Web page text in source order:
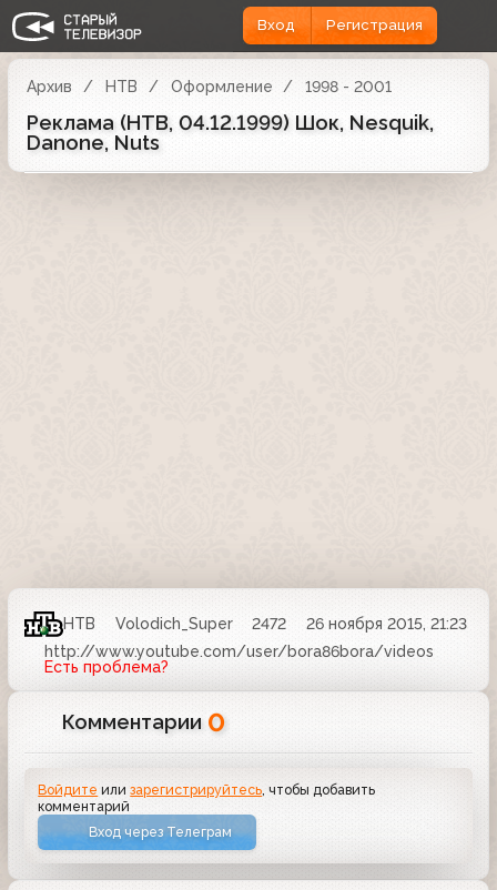
Вход Регистрация
Архив НТВ Оформление 1998 - 2001
Реклама (НТВ, 04.12.1999) Шок, Nesquik,
Danone, Nuts
НТВ Volodich_Super 2472
26 ноября 2015, 21:23
http://www.youtube.com/user/bora86bora/videos
Есть проблема?
Комментарии 0
Войдите илизарегистрируйтесь , чтобы добавить
комментарий
Вход через Телеграм